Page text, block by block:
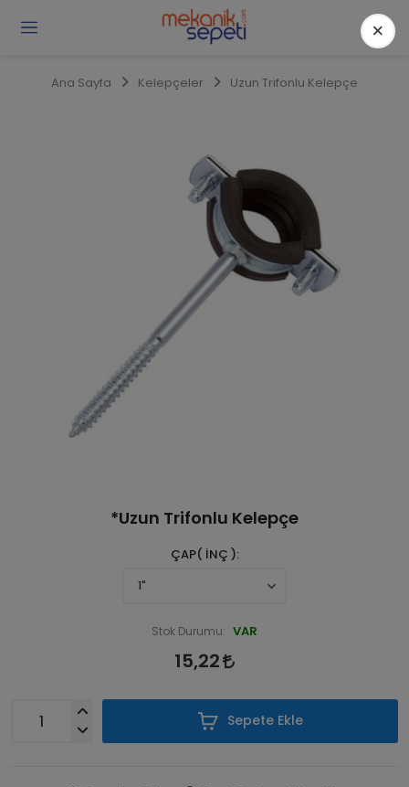
Ana Sayfa Kelepçeler Uzun Trifonlu Kelepçe
*Uzun Trifonlu Kelepçe
ÇAP( İNÇ )
Stok Durumu: VAR
15,22
Sepete Ekle
×